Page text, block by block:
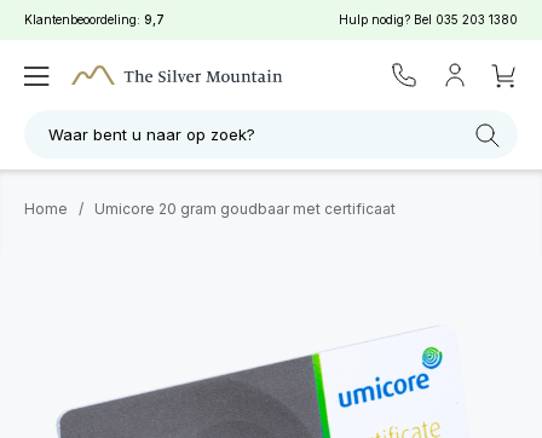
Klantenbeoordeling: 9,7 Hulp nodig? Bel 035 203 1380
Waar bent u naar op zoek?
Home / Umicore 20 gram goudbaar met certificaat